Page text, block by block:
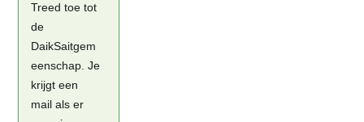
Treed toe tot
de
DaikSaitgem
eenschap. Je
krijgt een
mail als er